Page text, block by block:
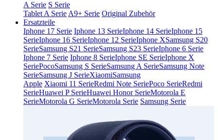
A Serie S Serie
Tablet A Serie A9+ Serie Original Zubehör
Ersatzteile
Iphone 17 Serie Iphone 13 SerieIphone 14 SerieIphone 15
SerieIphone 16 SerieIphone 12 SerieIphone XSamsung S20
SerieSamsung S21 SerieSamsung S23 SerieIphone 6 Serie
Iphone 7 Serie Iphone 8 SerieIphone SE SerieIphone X
SeriePocoSamsung S SerieSamsung A SerieSamsung Note
SerieSamsung J SerieXiaomiSamsung
Apple Xiaomi 11 SerieRedmi Note SeriePoco SerieRedmi
SerieHuawei P SerieHuawei Honor SerieMotorola E
SerieMotorola G SerieMotorola Serie Samsung Serie